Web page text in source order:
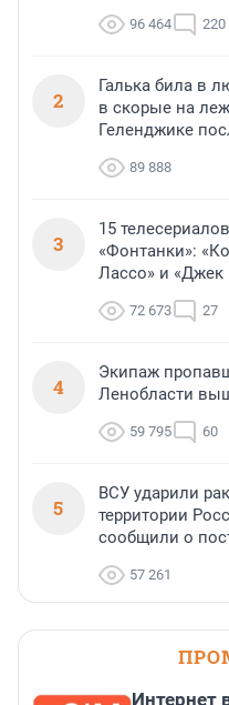
96 464 220
2
Галька била в
в скорые на
Геленджике
89 888
3
15
«Фонтанки»:
Лассо» и «Джек
72 673 27
4
Экипаж
Ленобласти
59 795 60
5
ВСУ ударили
территории
сообщили о
57 261
Интернет